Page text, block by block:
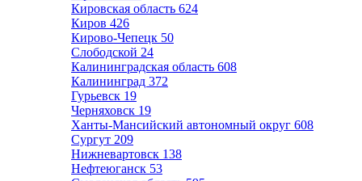
Кировская область 624
Киров 426
Кирово-Чепецк 50
Слободской 24
Калининградская область 608
Калининград 372
Гурьевск 19
Черняховск 19
Ханты-Мансийский автономный округ 608
Сургут 209
Нижневартовск 138
Нефтеюганск 53